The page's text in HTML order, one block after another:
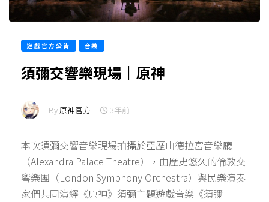
遊戲官方公告 音樂
須彌交響樂現場｜原神
By原神官方 - 3年前
本次須彌交響音樂現場拍攝於亞歷山德拉宮音樂廳
（Alexandra Palace Theatre），由歷史悠久的倫敦交
響樂團（London Symphony Orchestra）與民樂演奏
家們共同演繹《原神》須彌主題遊戲音樂《須彌